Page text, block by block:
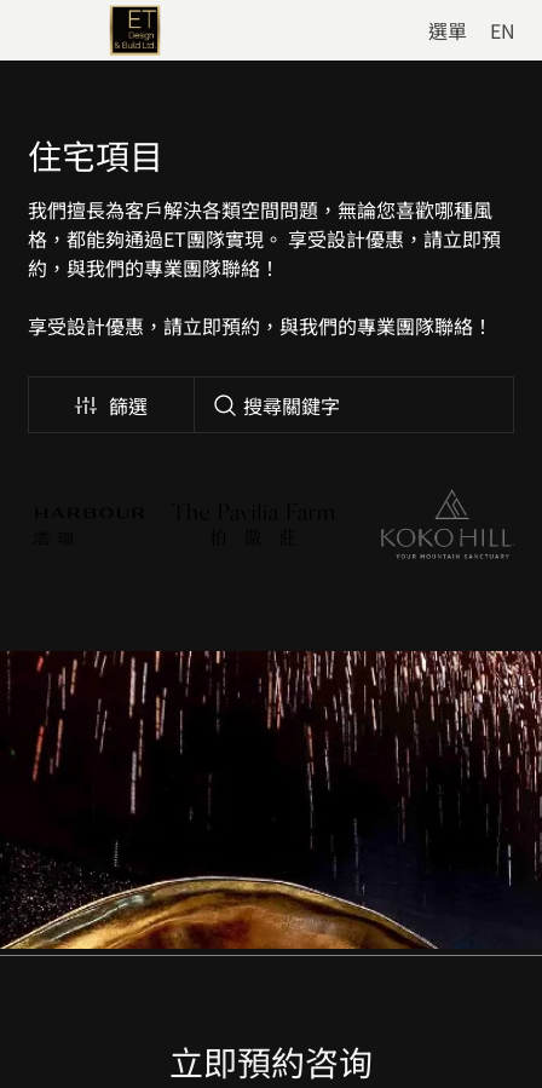
選單 EN
住宅項目
我們擅長為客戶解決各類空間問題，無論您喜歡哪種風
格，都能夠通過ET團隊實現。 享受設計優惠，請立即預
約，與我們的專業團隊聯絡！
享受設計優惠，請立即預約，與我們的專業團隊聯絡！
篩選
立即預約咨询